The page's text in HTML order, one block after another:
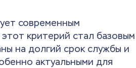
современным
критерий стал базовым
на долгий срок службы и
актуальными для